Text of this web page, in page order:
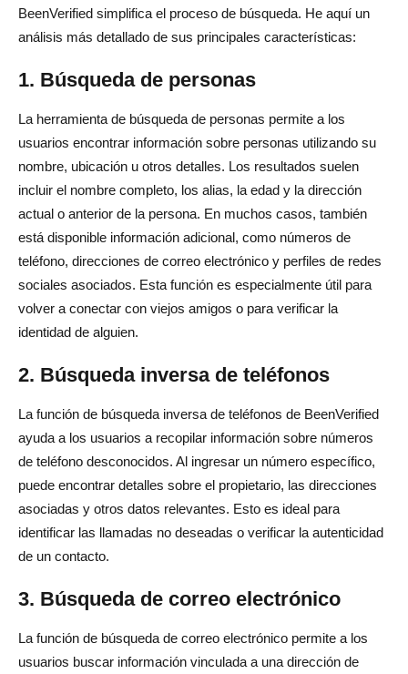
BeenVerified simplifica el proceso de búsqueda. He aquí un
análisis más detallado de sus principales características:
1. Búsqueda de personas
La herramienta de búsqueda de personas permite a los
usuarios encontrar información sobre personas utilizando su
nombre, ubicación u otros detalles. Los resultados suelen
incluir el nombre completo, los alias, la edad y la dirección
actual o anterior de la persona. En muchos casos, también
está disponible información adicional, como números de
teléfono, direcciones de correo electrónico y perfiles de redes
sociales asociados. Esta función es especialmente útil para
volver a conectar con viejos amigos o para verificar la
identidad de alguien.
2. Búsqueda inversa de teléfonos
La función de búsqueda inversa de teléfonos de BeenVerified
ayuda a los usuarios a recopilar información sobre números
de teléfono desconocidos. Al ingresar un número específico,
puede encontrar detalles sobre el propietario, las direcciones
asociadas y otros datos relevantes. Esto es ideal para
identificar las llamadas no deseadas o verificar la autenticidad
de un contacto.
3. Búsqueda de correo electrónico
La función de búsqueda de correo electrónico permite a los
usuarios buscar información vinculada a una dirección de